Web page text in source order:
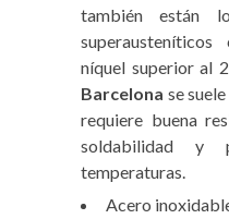
también están
níquel superior al
Barcelona se
requiere buena
soldabilidad y
temperaturas.
Acero